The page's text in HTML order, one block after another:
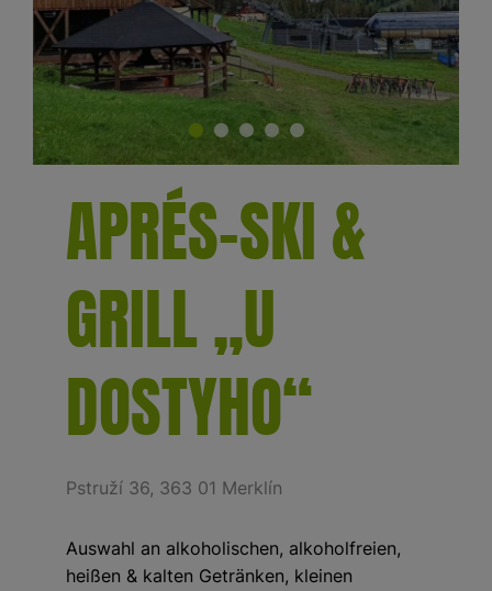
APRÉS-SKI &
GRILL „U
DOSTYHO“
Pstruží 36, 363 01 Merklín
Auswahl an alkoholischen, alkoholfreien,
heißen & kalten Getränken, kleinen